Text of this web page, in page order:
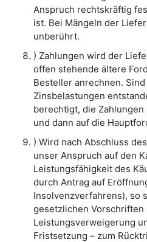
Anspruch rechtskräftig
ist. Bei Mängeln der
unberührt.
) Zahlungen wird der
offen stehende ältere
Besteller anrechnen.
Zinsbelastungen
berechtigt, die
und dann auf die
) Wird nach Abschluss
unser Anspruch auf den
Leistungsfähigkeit des
durch Antrag auf
Insolvenzverfahrens), so
gesetzlichen Vorschriften
Leistungsverweigerung
Fristsetzung – zum